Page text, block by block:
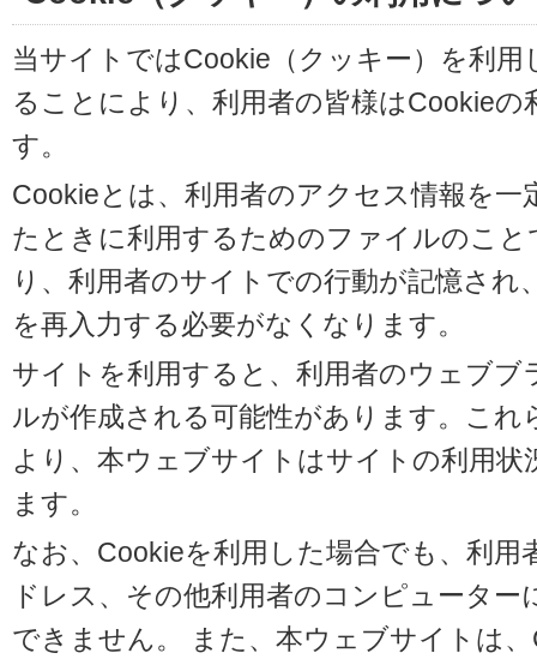
当サイトではCookie（クッキー）を利
ることにより、利用者の皆様はCookie
す。
Cookieとは、利用者のアクセス情報を
たときに利用するためのファイルのこ
り、利用者のサイトでの行動が記憶さ
を再入力する必要がなくなります。
サイトを利用すると、利用者のウェブ
ルが作成される可能性があります。こ
より、本ウェブサイトはサイトの利用
ます。
なお、Cookieを利用した場合でも、利用
ドレス、その他利用者のコンピュータ
できません。 また、本ウェブサイトは